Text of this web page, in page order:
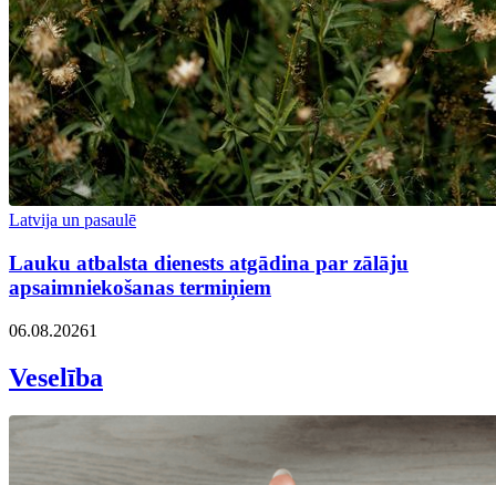
Latvija un pasaulē
Lauku atbalsta dienests atgādina par zālāju
apsaimniekošanas termiņiem
06.08.20261
Veselība